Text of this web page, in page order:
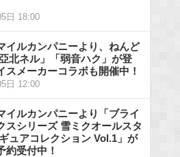
日 18:00
イルカンパニーより、ねんど
北ネル」「弱音ハク」が登
スメーカーコラボも開催中！
日 12:00
イルカンパニーより「ブライ
スシリーズ 雪ミクオールスタ
ュアコレクション Vol.1」が
約受付中！